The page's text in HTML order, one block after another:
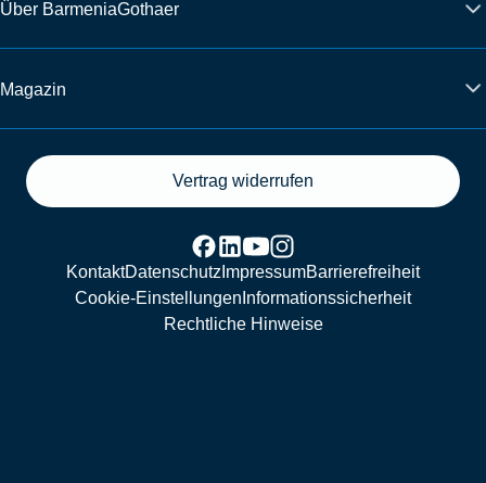
Über BarmeniaGothaer
Magazin
Vertrag widerrufen
KontaktDatenschutz ImpressumBarrierefreiheit
Cookie-Einstellungen Informationssicherheit
Rechtliche Hinweise